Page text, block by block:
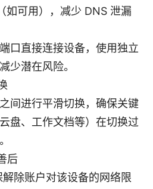
如可用），减少 DNS 泄漏
口直接连接设备，使用独立
少潜在风险。
间进行平滑切换，确保关键
盘、工作文档等）在切换过
后
除账户对该设备的网络限